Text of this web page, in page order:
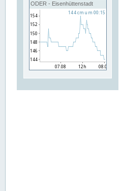
ODER - Eisenhüttenstadt